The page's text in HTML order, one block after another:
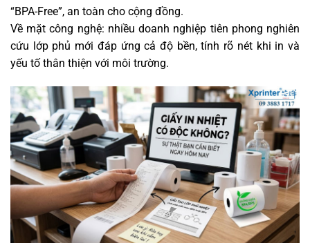
“BPA-Free”, an toàn cho cộng đồng.
Về mặt công nghệ: nhiều doanh nghiệp tiên phong nghiên
cứu lớp phủ mới đáp ứng cả độ bền, tính rõ nét khi in và
yếu tố thân thiện với môi trường.